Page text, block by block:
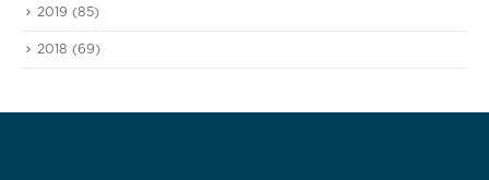
2019 (85)
2018 (69)